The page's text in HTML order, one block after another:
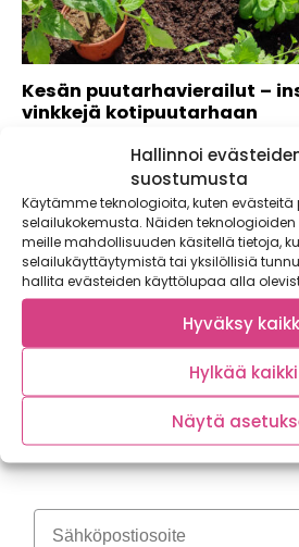
Hallinnoi
suostumusta
Käytämme teknologioita, kuten
selailukokemusta. Näiden
meille mahdollisuuden käsitellä tietoja,
selailukäyttäytymistä tai yksilöllisiä
hallita evästeiden käyttölupaa alla
Hyväksy
Hylkää kaikki
Näytä
Kesän puutarhavierailut –
vinkkejä kotipuutarhaan
Kulunut kasvukausi vei meidät
puutarhaan, joissa pääsimme
Tilaa